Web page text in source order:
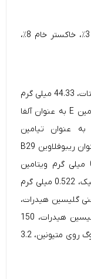
پروتئین خام 30٪، چربی خام 17٪، فیبر خام 3٪، خاکستر خام 8٪،
7.4 میلی گرم ویتامین A به عنوان رتینیل استات، 44.33 میلی گرم
نیاسین (ویتامین B3)، 36.71 میلی گرم ویتامین E به عنوان آلفا
توکوفرول، 3.57 میلی گرم ویتامین B1 به عنوان تیامین
مونویترات، 33.8 میلی گرم ویتامین B2 به عنوان ریبوفلاوین B29
به عنوان ویتامین B3. هیدروکلراید، 0.031 میلی گرم ویتامین
B12 سیانوکوبالامین، 3.4 میلی گرم اسید فولیک، 0.522 میلی گرم
آهنی گلیسین هیدرات،
140 میلی گرم مس به شکل کلات مس گلیسین هیدرات، 150
میلی گرم روی به شکل کلات هیدروکسی آنالوگ روی متیونین، 3.2